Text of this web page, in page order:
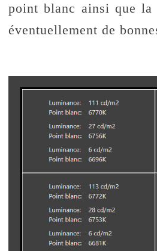
point blanc ainsi que la
éventuellement de